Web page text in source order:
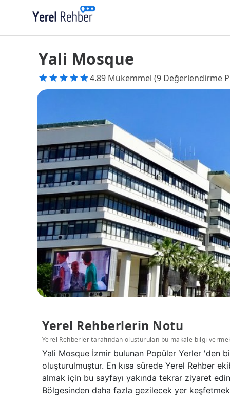
Yali Mosque
4.89 Mükemmel (9 Değerlendirme
Yerel Rehberlerin Notu
Yerel Rehberler tarafından oluşturulan bu makale bilgi
Yali Mosque İzmir bulunan Popüler Yerler 'den
oluşturulmuştur. En kısa sürede Yerel Rehber
almak için bu sayfayı yakında tekrar ziyaret
Bölgesinden daha fazla gezilecek yer